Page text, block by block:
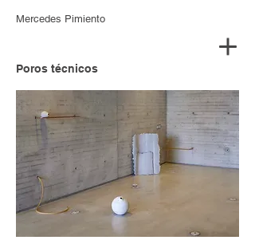
Mercedes Pimiento
Poros técnicos